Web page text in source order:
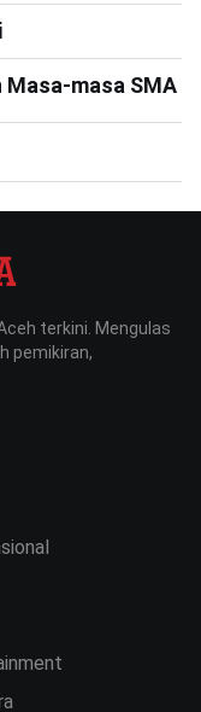
Masa-masa SMA
terkini. Mengulas
pemikiran,